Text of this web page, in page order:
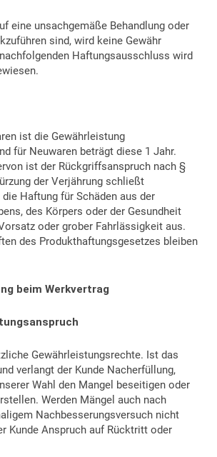
eine unsachgemäße Behandlung oder
sind, wird keine Gewähr
Haftungsausschluss wird
ist die Gewährleistung
für Neuwaren beträgt diese 1 Jahr.
ist der Rückgriffsanspruch nach §
der Verjährung schließt
Haftung für Schäden aus der
des Körpers oder der Gesundheit
oder grober Fahrlässigkeit aus.
des Produkthaftungsgesetzes bleiben
beim Werkvertrag
Gewährleistungsrechte. Ist das
verlangt der Kunde Nacherfüllung,
Wahl den Mangel beseitigen oder
Werden Mängel auch nach
Nachbesserungsversuch nicht
Kunde Anspruch auf Rücktritt oder